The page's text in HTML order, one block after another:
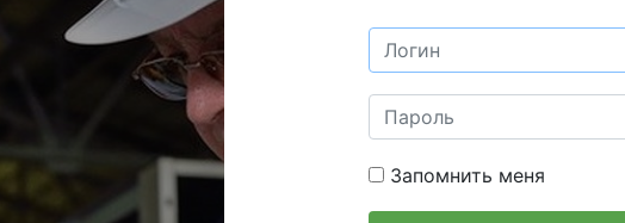
Запомнить меня